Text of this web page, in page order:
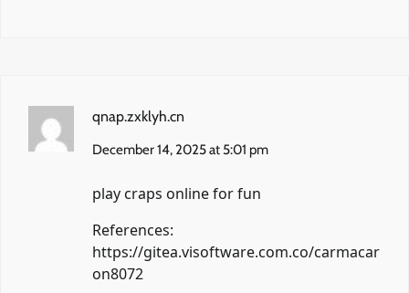
qnap.zxklyh.cn
December 14, 2025 at 5:01 pm
play craps online for fun
References:
https://gitea.visoftware.com.co/carmacar
on8072